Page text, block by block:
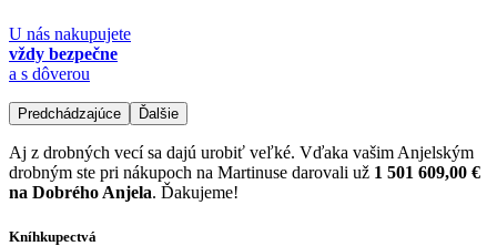
U nás nakupujete
vždy bezpečne
a s dôverou
Predchádzajúce Ďalšie
Aj z drobných vecí sa dajú urobiť veľké. Vďaka vašim Anjelským
drobným ste pri nákupoch na Martinuse darovali už 1 501 609,00 €
na Dobrého Anjela. Ďakujeme!
Kníhkupectvá